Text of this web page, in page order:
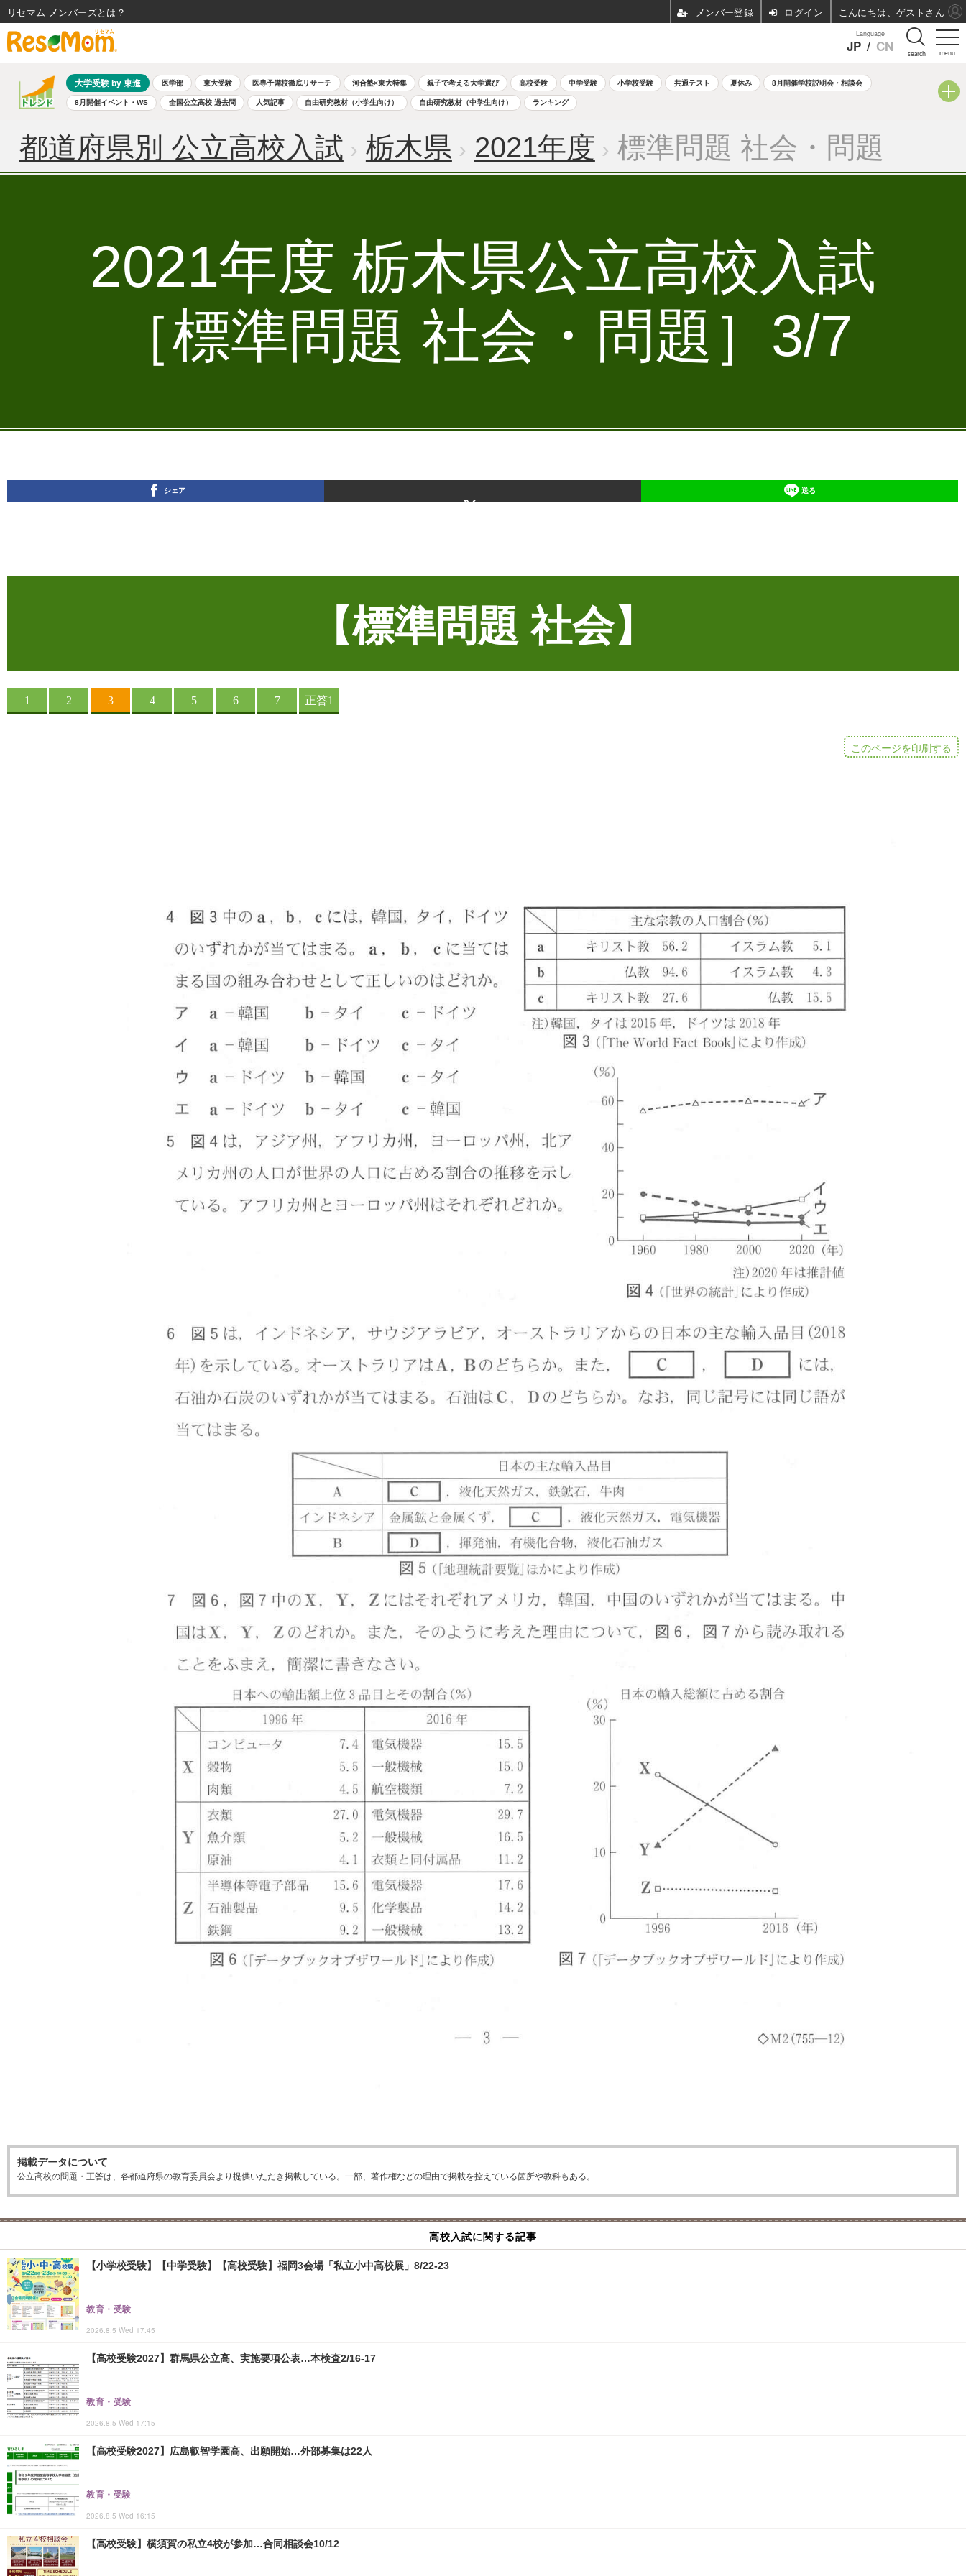
menu
Language
JP / CN search
大学受験 by 東進 医学部 東大受験 医専予備校徹底リサーチ 河合塾×東大特集 親子で考える大学選び 高校受験 中学受験 小学校受験 共通テスト 夏休み 8月開催学校説明会・相談会
8月開催イベント・WS 全国公立高校 過去問 人気記事 自由研究教材（小学生向け） 自由研究教材（中学生向け） ランキング
都道府県別 公立高校入試 栃木県 2021年度 標準問題 社会・問題
2021年度 栃木県公立高校入試
［標準問題 社会・問題］3/7
シェア 送る
【標準問題 社会】
このページを印刷する
掲載データについて
公立高校の問題・正答は、各都道府県の教育委員会より提供いただき掲載している。一部、著作権などの理由で掲載を控えている箇所や教科もある。
高校入試に関する記事
【小学校受験】【中学受験】【高校受験】福岡3会場「私立小中高校展」8/22-23
教育・受験
2026.8.5 Wed 17:45
【高校受験2027】群馬県公立高、実施要項公表…本検査2/16-17
教育・受験
2026.8.5 Wed 17:15
【高校受験2027】広島叡智学園高、出願開始…外部募集は22人
教育・受験
2026.8.5 Wed 16:15
【高校受験】横須賀の私立4校が参加…合同相談会10/12
リセマム メンバーズ ログイン こんにちは、ゲストさん